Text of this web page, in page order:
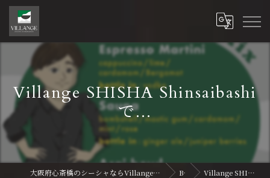
Villange SHISHA Shinsaibashi
で...
大阪府心斎橋のシーシャならVillange Shisha Shinsaibasi〜ヴィランジュ シーシャ 心斎橋 Blog Villange SHISHA Shinsaibashi で...